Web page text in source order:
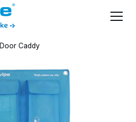
Door Caddy